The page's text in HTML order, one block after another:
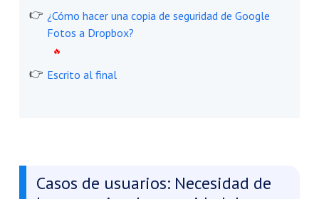
¿Cómo hacer una copia de seguridad de Google
Fotos a Dropbox?
Escrito al final
Casos de usuarios: Necesidad de